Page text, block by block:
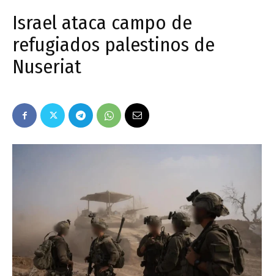
de
Popular
–
AL
Israel ataca campo de
refugiados palestinos de
Nuseriat